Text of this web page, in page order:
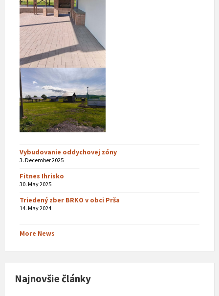
Vybudovanie oddychovej zóny
3. December 2025
Fitnes Ihrisko
30. May 2025
Triedený zber BRKO v obci Prša
14. May 2024
More News
Najnovšie články